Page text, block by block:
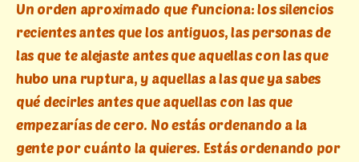
Un orden aproximado que funciona: los silencios
recientes antes que los antiguos, las personas de
las que te alejaste antes que aquellas con las que
hubo una ruptura, y aquellas a las que ya sabes
qué decirles antes que aquellas con las que
empezarías de cero. No estás ordenando a la
gente por cuánto la quieres. Estás ordenando por